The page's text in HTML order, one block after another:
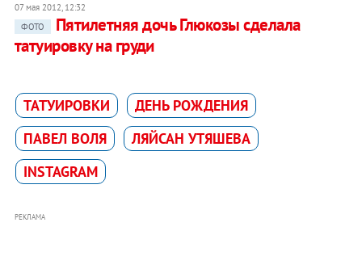
07 мая 2012, 12:32
ФОТО
Пятилетняя дочь Глюкозы сделала
татуировку на груди
ТАТУИРОВКИ
ДЕНЬ РОЖДЕНИЯ
ПАВЕЛ ВОЛЯ
ЛЯЙСАН УТЯШЕВА
INSTAGRAM
РЕКЛАМА